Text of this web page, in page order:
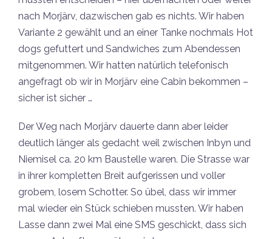
nach Morjärv, dazwischen gab es nichts. Wir haben
Variante 2 gewählt und an einer Tanke nochmals Hot
dogs gefuttert und Sandwiches zum Abendessen
mitgenommen. Wir hatten natürlich telefonisch
angefragt ob wir in Morjärv eine Cabin bekommen –
sicher ist sicher …
Der Weg nach Morjärv dauerte dann aber leider
deutlich länger als gedacht weil zwischen Inbyn und
Niemisel ca. 20 km Baustelle waren. Die Strasse war
in ihrer kompletten Breit aufgerissen und voller
grobem, losem Schotter. So übel, dass wir immer
mal wieder ein Stück schieben mussten. Wir haben
Lasse dann zwei Mal eine SMS geschickt, dass sich